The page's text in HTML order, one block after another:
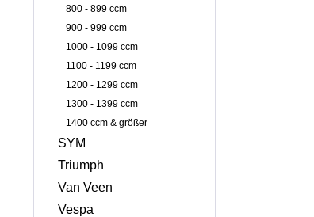
800 - 899 ccm
900 - 999 ccm
1000 - 1099 ccm
1100 - 1199 ccm
1200 - 1299 ccm
1300 - 1399 ccm
1400 ccm & größer
SYM
Triumph
Van Veen
Vespa